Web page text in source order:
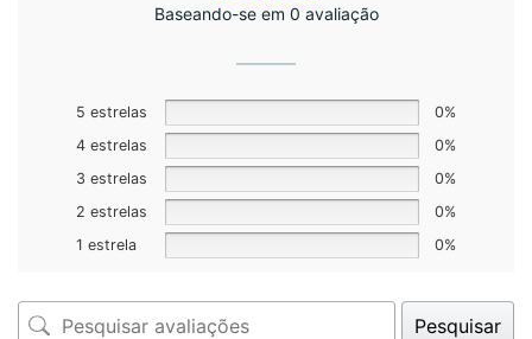
Baseando-se em 0 avaliação
5 estrelas
0%
4 estrelas
0%
3 estrelas
0%
2 estrelas
0%
1 estrela
0%
Pesquisar